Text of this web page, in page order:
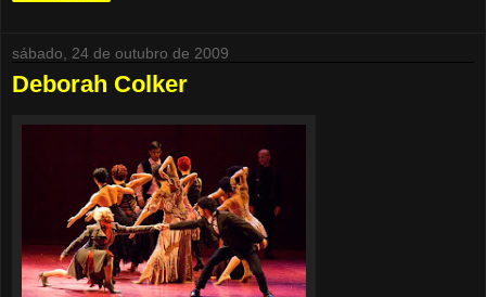
sábado, 24 de outubro de 2009
Deborah Colker